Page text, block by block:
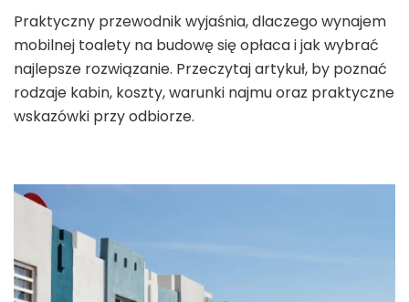
Praktyczny przewodnik wyjaśnia, dlaczego wynajem
mobilnej toalety na budowę się opłaca i jak wybrać
najlepsze rozwiązanie. Przeczytaj artykuł, by poznać
rodzaje kabin, koszty, warunki najmu oraz praktyczne
wskazówki przy odbiorze.